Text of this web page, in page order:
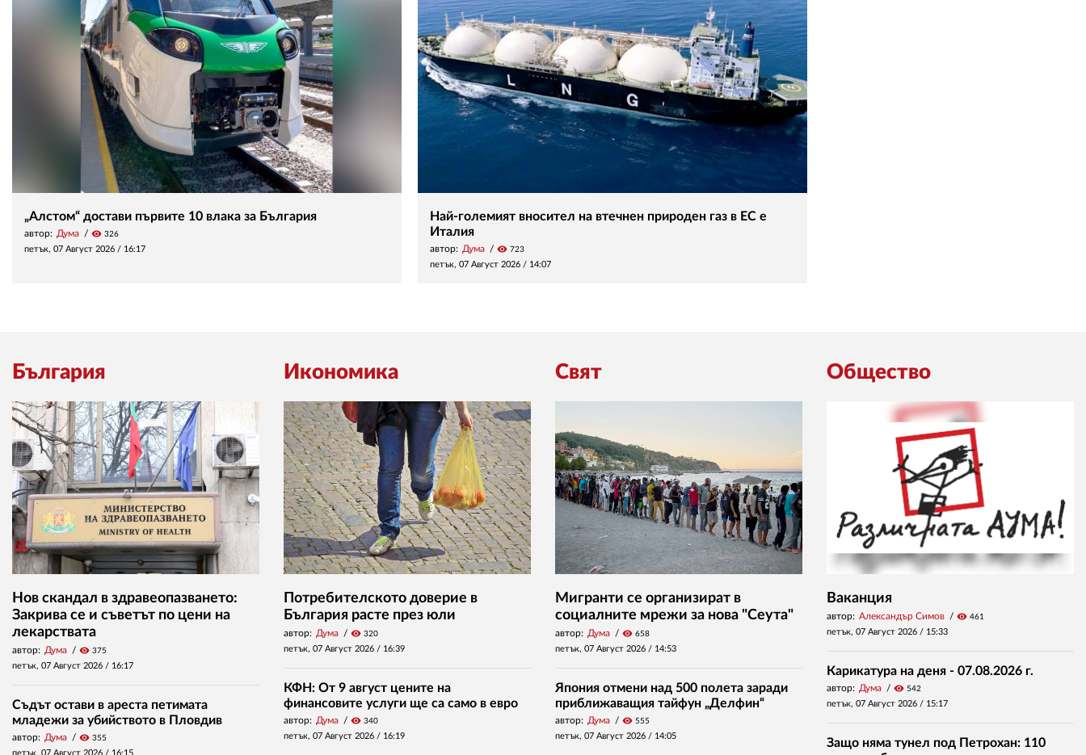
„Алстом“ достави първите 10 влака за България
автор: Дума visibility 326
петък, 07 Август 2026 / 16:17
Най-големият вносител на втечнен природен газ в ЕС е
Италия
автор: Дума visibility 723
петък, 07 Август 2026 / 14:07
България
Нов скандал в здравеопазването:
Закрива се и съветът по цени на
лекарствата
автор: Дума visibility 375
петък, 07 Август 2026 / 16:17
Съдът остави в ареста петимата
младежи за убийството в Пловдив
автор: Дума visibility 355
Икономика
Потребителското доверие в
България расте през юли
автор: Дума visibility 320
петък, 07 Август 2026 / 16:39
КФН: От 9 август цените на
финансовите услуги ще са само в евро
автор: Дума visibility 340
петък, 07 Август 2026 / 16:19
Свят
Мигранти се организират в
социалните мрежи за нова "Сеута"
автор: Дума visibility 658
петък, 07 Август 2026 / 14:53
Япония отмени над 500 полета заради
приближаващия тайфун „Делфин“
автор: Дума visibility 555
петък, 07 Август 2026 / 14:05
Общество
Ваканция
автор: Александър Симов visibility 461
петък, 07 Август 2026 / 15:33
Карикатура на деня - 07.08.2026 г.
автор: Дума visibility 542
петък, 07 Август 2026 / 15:17
Защо няма тунел под Петрохан: 110